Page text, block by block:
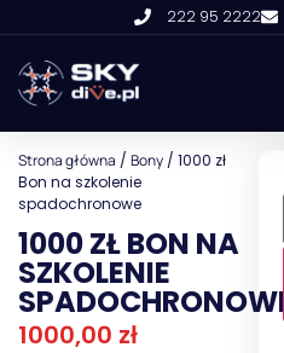
222 95 2222
Strona główna / Bony / 1000 zł
Bon na szkolenie
spadochronowe
1000 ZŁ BON NA
SZKOLENIE
SPADOCHRONOWE
1000,00 zł